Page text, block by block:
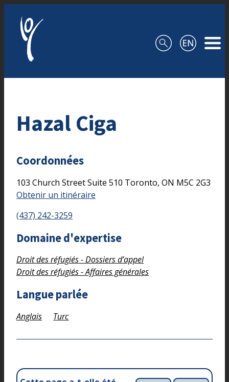
Hazal Ciga
Coordonnées
103 Church StreetSuite 510 Toronto, ON M5C 2G3
Obtenir un itinéraire
(437) 242-3259
Domaine d'expertise
Droit des réfugiés - Dossiers d’appel
Droit des réfugiés - Affaires générales
Langue parlée
Anglais Turc